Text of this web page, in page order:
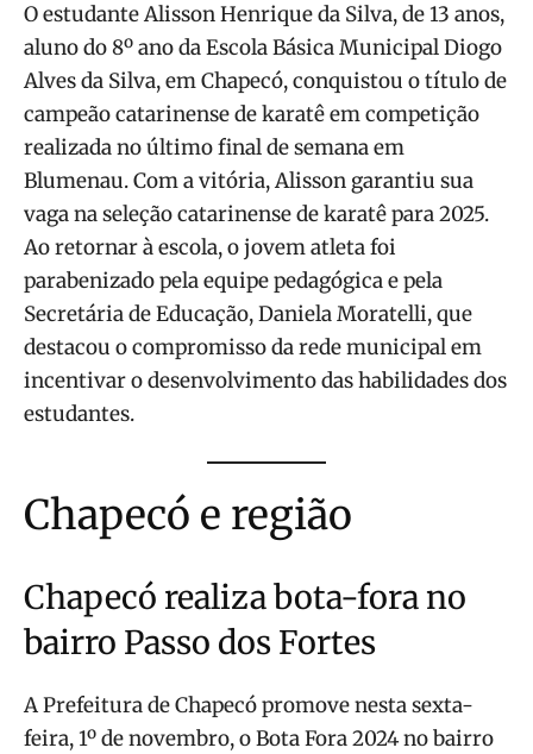
O estudante Alisson Henrique da Silva, de 13 anos,
aluno do 8º ano da Escola Básica Municipal Diogo
Alves da Silva, em Chapecó, conquistou o título de
campeão catarinense de karatê em competição
realizada no último final de semana em
Blumenau. Com a vitória, Alisson garantiu sua
vaga na seleção catarinense de karatê para 2025.
Ao retornar à escola, o jovem atleta foi
parabenizado pela equipe pedagógica e pela
Secretária de Educação, Daniela Moratelli, que
destacou o compromisso da rede municipal em
incentivar o desenvolvimento das habilidades dos
estudantes.
Chapecó e região
Chapecó realiza bota-fora no
bairro Passo dos Fortes
A Prefeitura de Chapecó promove nesta sexta-
feira, 1º de novembro, o Bota Fora 2024 no bairro